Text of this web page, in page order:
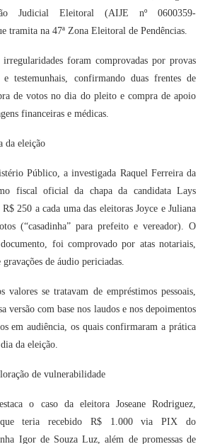
Judicial Eleitoral (AIJE nº 0600359-
tramita na 47ª Zona Eleitoral de Pendências.
irregularidades foram comprovadas por provas
e testemunhais, confirmando duas frentes de
de votos no dia do pleito e compra de apoio
financeiras e médicas.
da eleição
Público, a investigada Raquel Ferreira da
fiscal oficial da chapa da candidata Lays
250 a cada uma das eleitoras Joyce e Juliana
(“casadinha” para prefeito e vereador). O
foi comprovado por atas notariais,
de áudio periciadas.
valores se tratavam de empréstimos pessoais,
versão com base nos laudos e nos depoimentos
em audiência, os quais confirmaram a prática
da eleição.
de vulnerabilidade
o caso da eleitora Joseane Rodriguez,
que teria recebido R$ 1.000 via PIX do
Igor de Souza Luz, além de promessas de